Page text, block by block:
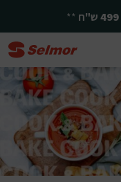
499ש"ח **